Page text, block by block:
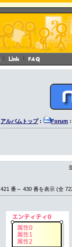
アルバムトップ: Forum :
421 番～ 430 番を表示 (全